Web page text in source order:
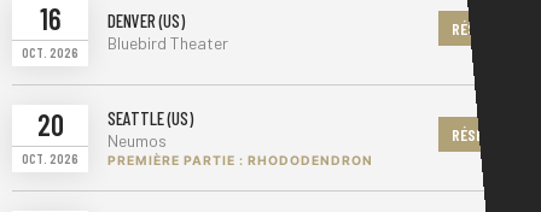
16
OCT. 2026
DENVER (US)
Bluebird Theater
RÉSERVER
20
OCT. 2026
SEATTLE (US)
Neumos
PREMIÈRE PARTIE : RHODODENDRON
RÉSERVER